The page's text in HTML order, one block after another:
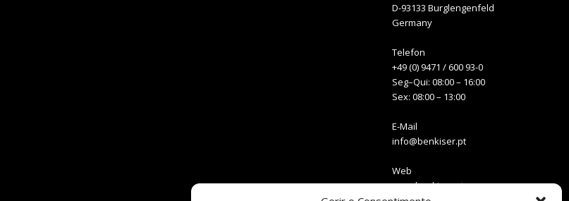
D-93133 Burglengenfeld
Germany
Telefon
+49 (0) 9471 / 600 93-0
Seg–Qui: 08:00 – 16:00
Sex: 08:00 – 13:00
E-Mail
info@benkiser.pt
Web
www.benkiser.pt